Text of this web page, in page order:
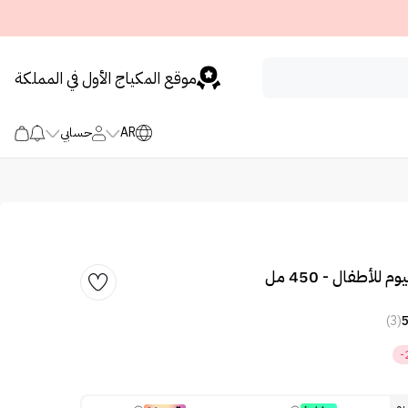
موقع المكياج الأول في المملكة
AR حسابي
- 450 مل
5
(3)
-